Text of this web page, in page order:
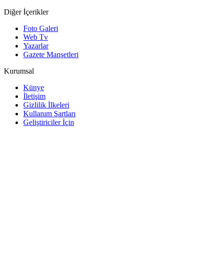
Diğer İçerikler
Foto Galeri
Web Tv
Yazarlar
Gazete Manşetleri
Kurumsal
Künye
İletişim
Gizlilik İlkeleri
Kullanım Şartları
Geliştiriciler İçin